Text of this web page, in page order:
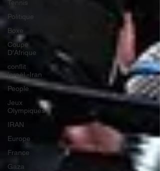
Tennis
Politique
Boxe
Coupe
D'Afrique
conflit
Israël -Iran
People
Jeux
Olympiques
IRAN
Europe
France
Gaza